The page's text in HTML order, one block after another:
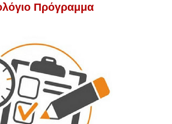
Πρόγραμμα